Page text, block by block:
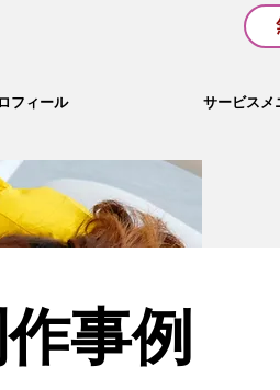
フィール サービスメ
事例